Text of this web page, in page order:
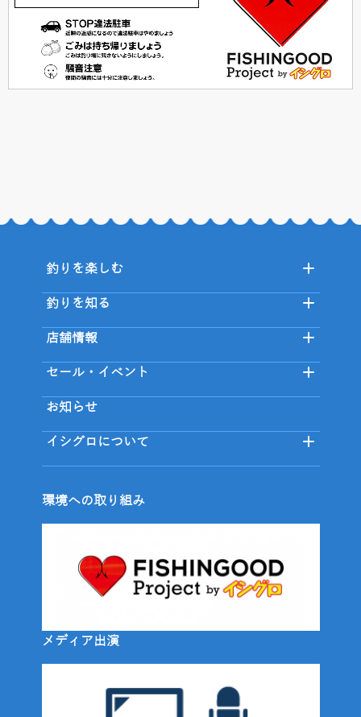
釣りを楽しむ
釣りを知る
店舗情報
セール・イベント
お知らせ
イシグロについて
環境への取り組み
メディア出演